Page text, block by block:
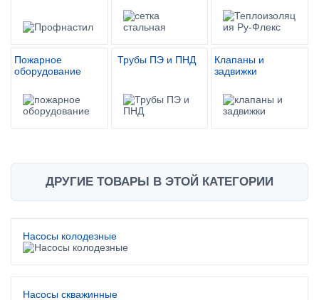
Пожарное
оборудование
Трубы ПЭ и ПНД
Клапаны и
задвижки
ДРУГИЕ ТОВАРЫ В ЭТОЙ КАТЕГОРИИ
Насосы колодезные
Насосы скважинные